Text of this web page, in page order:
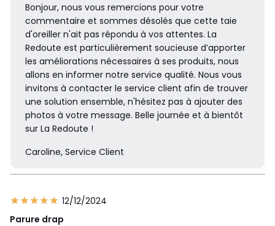
Bonjour, nous vous remercions pour votre
commentaire et sommes désolés que cette taie
d'oreiller n'ait pas répondu à vos attentes. La
Redoute est particulièrement soucieuse d’apporter
les améliorations nécessaires à ses produits, nous
allons en informer notre service qualité. Nous vous
invitons à contacter le service client afin de trouver
une solution ensemble, n'hésitez pas à ajouter des
photos à votre message. Belle journée et à bientôt
sur La Redoute !
Caroline, Service Client
12/12/2024
Parure drap